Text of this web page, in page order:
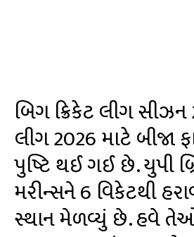
બિગ ક્રિકેટ લીગ સીઝન
લીગ 2026 માટે બીજા
પુષ્ટિ થઈ ગઈ છે. યુપી
મરીન્સને 6 વિકેટથી
સ્થાન મેળવ્યું છે. હવે